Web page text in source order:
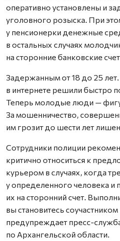
оперативно установлены и
уголовного розыска. При
у пенсионерки денежные
в остальных случаях
на сторонние банковские
Задержанным от 18 до 25
в интернете решили быстро
Теперь молодые люди —
За мошенничество,
им грозит до шести лет
Сотрудники полиции
критично относиться к
курьером в случаях, когда
у определенного человека и
их на сторонний счет.
вы становитесь
предупреждает пресс-
по Архангельской области.